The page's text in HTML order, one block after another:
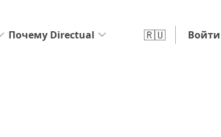
Почему Directual 🇷🇺 Войти